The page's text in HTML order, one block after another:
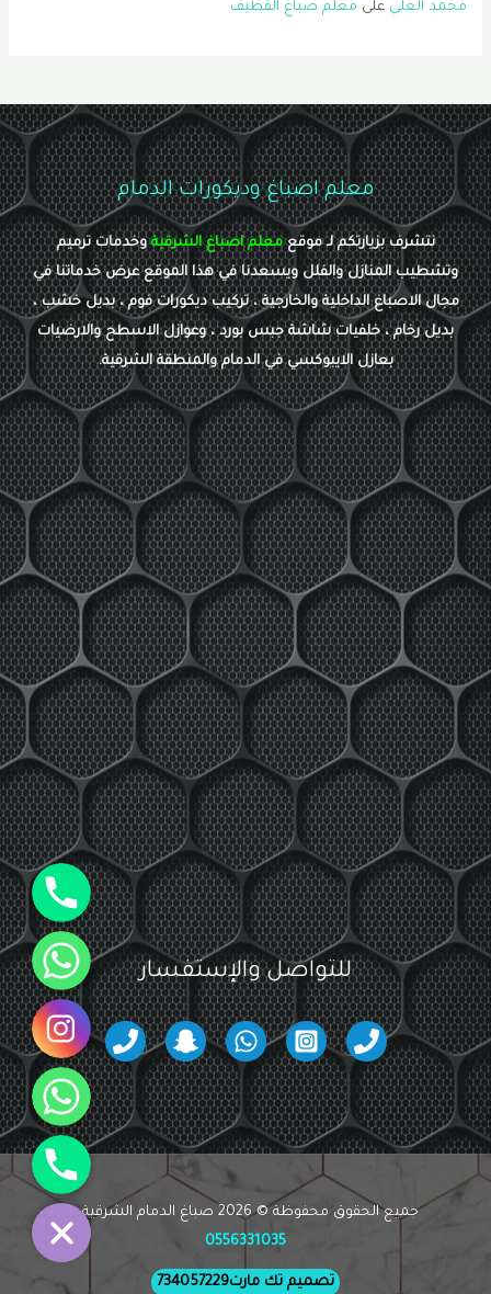
محمد العلي على معلم صباغ القطيف
معلم اصباغ وديكورات الدمام
نتشرف بزيارتكم لـ موقعمعلم اصباغ الشرقيةوخدمات ترميم
وتشطيب المنازل والفلل ويسعدنا في هذا الموقع عرض خدماتنا في
مجال الاصباغ الداخلية والخارجية ، تركيب ديكورات فوم ، بديل خشب ،
بديل رخام ، خلفيات شاشة جبس بورد ، وعوازل الاسطح والارضيات
بعازل الايبوكسي في الدمام والمنطقة الشرقية.
للتواصل والإستفسار
جميع الحقوق محفوظة © 2026 صباغ الدمام الشرقية -
0556331035
تصميم تك مارت734057229
جوال
واتساب
انستقرام
واتساب
جوال